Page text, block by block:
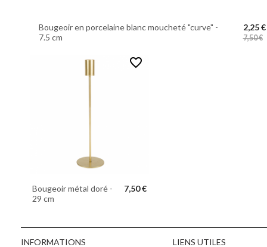
Bougeoir en porcelaine blanc moucheté "curve" -
7.5 cm
2,25 €
7,50 €
favorite_border
Bougeoir métal doré -
29 cm
7,50 €
INFORMATIONS LIENS UTILES